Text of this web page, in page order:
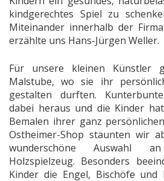
kindgerechtes Spiel zu
Miteinander innerhalb der
erzählte uns Hans-Jürgen Weller.
Für unsere kleinen
Malstube, wo sie ihr
gestalten durften.
dabei heraus und die Kinder
Bemalen ihrer ganz
Ostheimer-Shop staunten wir
wunderschöne Auswahl an
Holzspielzeug. Besonders
Kinder die Engel, Bischöfe und